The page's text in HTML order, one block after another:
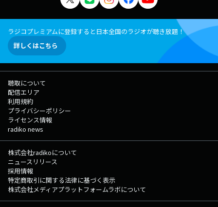
ラジコプレミアムに登録すると日本全国のラジオが聴き放題！
詳しくはこちら
聴取について
配信エリア
利用規約
プライバシーポリシー
ライセンス情報
radiko news
株式会社radikoについて
ニュースリリース
採用情報
特定商取引に関する法律に基づく表示
株式会社メディアプラットフォームラボについて